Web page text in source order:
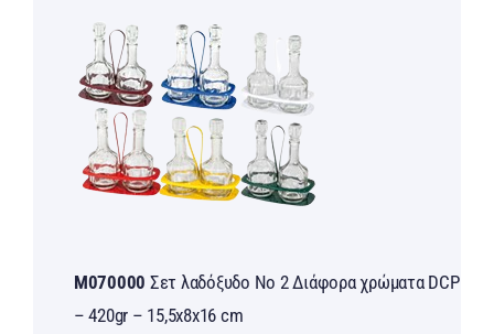
M070000 Σετ λαδόξυδο Νο 2 Διάφορα χρώματα DCP
– 420gr – 15,5x8x16 cm